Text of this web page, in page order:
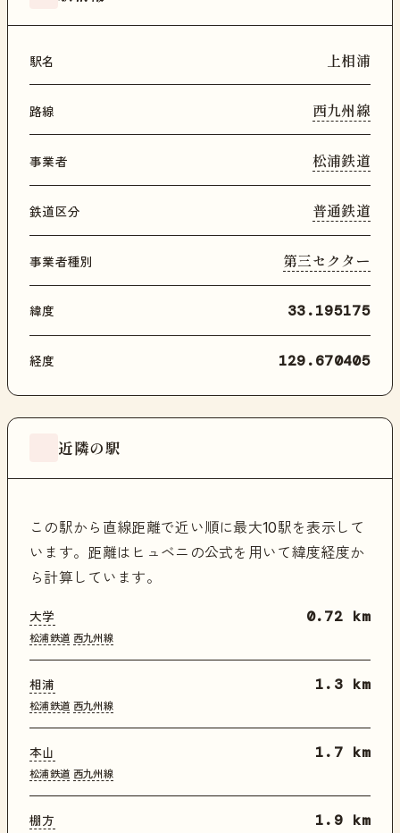
駅名 上相浦
路線 西九州線
事業者 松浦鉄道
鉄道区分 普通鉄道
事業者種別 第三セクター
緯度 33.195175
経度 129.670405
近隣の駅
この駅から直線距離で近い順に最大10駅を表示して
います。距離はヒュベニの公式を用いて緯度経度か
ら計算しています。
大学
松浦鉄道 西九州線
0.72 km
相浦
松浦鉄道 西九州線
1.3 km
本山
松浦鉄道 西九州線
1.7 km
棚方 1.9 km